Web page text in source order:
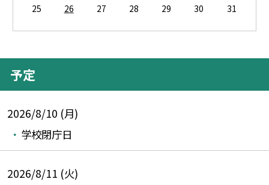
25
26 27 28 29 30 31
予定
2026/8/10 (月)
学校閉庁日
2026/8/11 (火)